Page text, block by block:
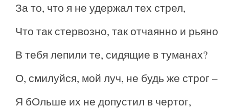
За то, что я не удержал тех стрел,
Что так стервозно, так отчаянно и рьяно
В тебя лепили те, сидящие в туманах?
О, смилуйся, мой луч, не будь же строг –
Я бОльше их не допустил в чертог,